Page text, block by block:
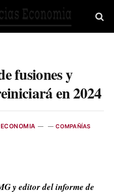
fusiones y
en 2024
COMPAÑÍAS
y editor del informe de